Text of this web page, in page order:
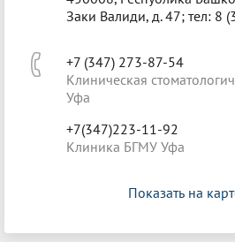
Заки Валиди, д. 47; тел: 8
+7 (347) 273-87-54
Клиническая
Уфа
+7(347)223-11-92
Клиника БГМУ Уфа
Показать на